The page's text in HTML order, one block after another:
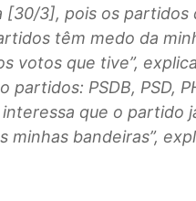
3], pois os
têm medo da
votos que tive”,
PSDB, PSD,
que o partido
bandeiras”,